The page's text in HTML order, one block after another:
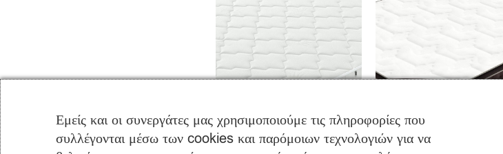
Εμείς και οι συνεργάτες μας χρησιμοποιούμε τις πληροφορίες που
συλλέγονται μέσω των cookies και παρόμοιων τεχνολογιών για να